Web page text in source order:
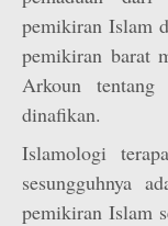
pemikiran Islam
pemikiran barat
Arkoun tentang
dinafikan.
Islamologi
sesungguhnya
pemikiran Islam